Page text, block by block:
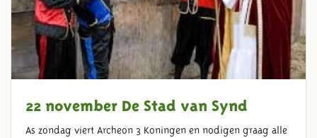
22 november De Stad van Synd
As zondag viert Archeon 3 Koningen en nodigen graag alle